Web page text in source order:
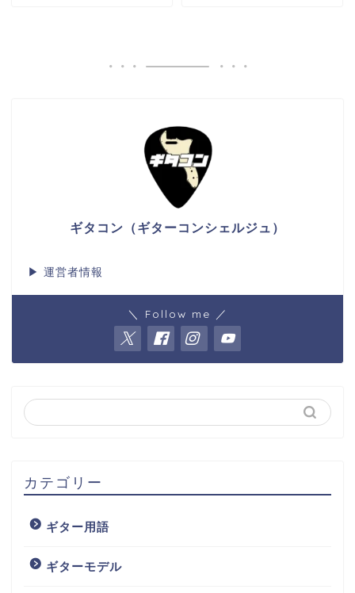
ギタコン（ギターコンシェルジュ）
▶ 運営者情報
＼ Follow me ／
カテゴリー
ギター用語
ギターモデル